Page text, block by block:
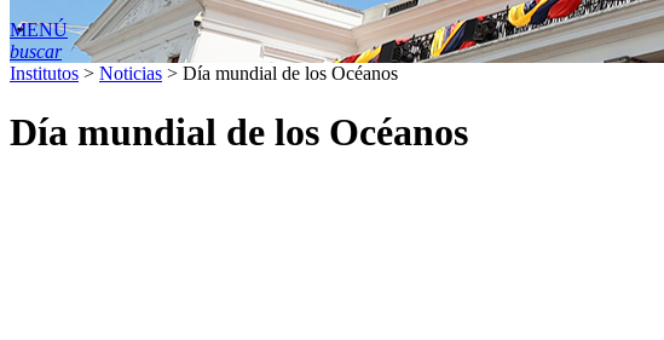
MENÚ
buscar
Institutos > Noticias > Día mundial de los Océanos
Día mundial de los Océanos